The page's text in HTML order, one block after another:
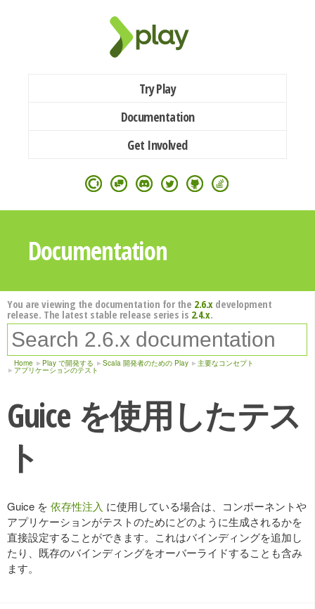
Try Play
Documentation
Get Involved
Documentation
You are viewing the documentation for the 2.6.xdevelopment
release. The latest stable release series is 2.4.x.
Home Play で開発する Scala 開発者のための Play 主要なコンセプト
アプリケーションのテスト
Guice を使用したテス
ト
Guice を 依存性注入 に使用している場合は、コンポーネントや
アプリケーションがテストのためにどのように生成されるかを
直接設定することができます。これはバインディングを追加し
たり、既存のバインディングをオーバーライドすることも含み
ます。